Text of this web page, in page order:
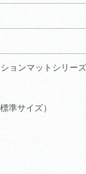
ョンマットシリー
準サイズ）